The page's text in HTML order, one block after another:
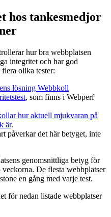
hos tankesmedjor
hur bra webbplatsen
integritet och har god
olika tester:
lösning Webbkoll
, som finns i Webperf
hur aktuell mjukvaran på
är.
påverkar det här betyget, inte
genomsnittliga betyg för
De flesta webbplatser
en gång med varje test.
för nedan listade webbplatser